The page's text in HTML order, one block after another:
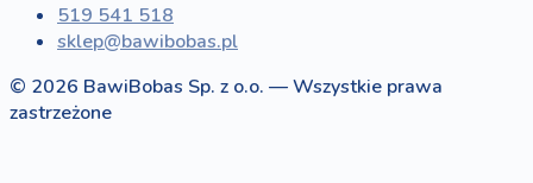
519 541 518
sklep@bawibobas.pl
© 2026 BawiBobas Sp. z o.o. — Wszystkie prawa
zastrzeżone